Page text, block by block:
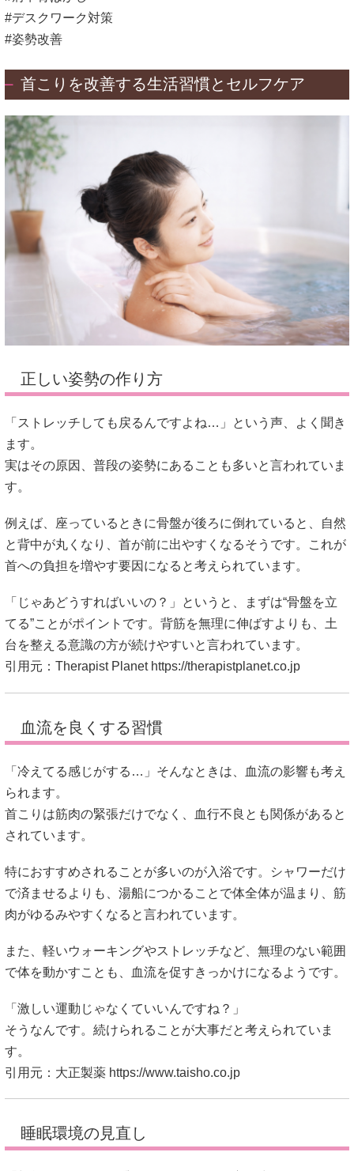
#デスクワーク対策
#姿勢改善
首こりを改善する生活習慣とセルフケア
正しい姿勢の作り方
「ストレッチしても戻るんですよね…」という声、よく聞き
ます。
実はその原因、普段の姿勢にあることも多いと言われていま
す。
例えば、座っているときに骨盤が後ろに倒れていると、自然
と背中が丸くなり、首が前に出やすくなるそうです。これが
首への負担を増やす要因になると考えられています。
「じゃあどうすればいいの？」というと、まずは“骨盤を立
てる”ことがポイントです。背筋を無理に伸ばすよりも、土
台を整える意識の方が続けやすいと言われています。
引用元：Therapist Planet https://therapistplanet.co.jp
血流を良くする習慣
「冷えてる感じがする…」そんなときは、血流の影響も考え
られます。
首こりは筋肉の緊張だけでなく、血行不良とも関係があると
されています。
特におすすめされることが多いのが入浴です。シャワーだけ
で済ませるよりも、湯船につかることで体全体が温まり、筋
肉がゆるみやすくなると言われています。
また、軽いウォーキングやストレッチなど、無理のない範囲
で体を動かすことも、血流を促すきっかけになるようです。
「激しい運動じゃなくていいんですね？」
そうなんです。続けられることが大事だと考えられていま
す。
引用元：大正製薬 https://www.taisho.co.jp
睡眠環境の見直し